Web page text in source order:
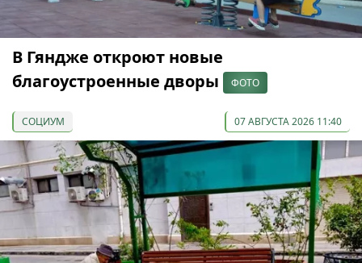
В Гяндже откроют новые
благоустроенные дворы
ФОТО
СОЦИУМ 07 АВГУСТА 2026 11:40